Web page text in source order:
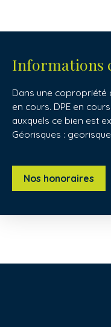
Informations
Dans une copropriété
en cours. DPE en
auxquels ce bien est
Géorisques :
Nos honoraires